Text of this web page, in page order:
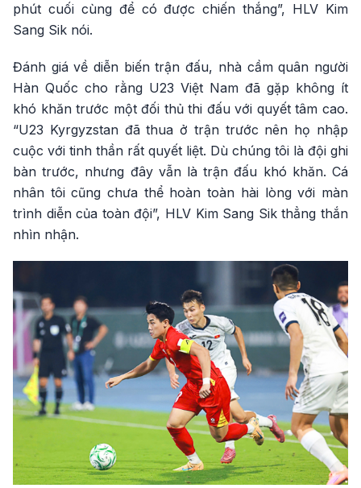
phút cuối cùng để có được chiến thắng”, HLV Kim
Sang Sik nói.
Đánh giá về diễn biến trận đấu, nhà cầm quân người
Hàn Quốc cho rằng U23 Việt Nam đã gặp không ít
khó khăn trước một đối thủ thi đấu với quyết tâm cao.
“U23 Kyrgyzstan đã thua ở trận trước nên họ nhập
cuộc với tinh thần rất quyết liệt. Dù chúng tôi là đội ghi
bàn trước, nhưng đây vẫn là trận đấu khó khăn. Cá
nhân tôi cũng chưa thể hoàn toàn hài lòng với màn
trình diễn của toàn đội”, HLV Kim Sang Sik thẳng thắn
nhìn nhận.